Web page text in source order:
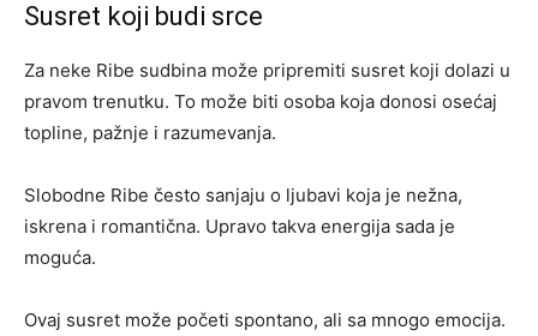
Susret koji budi srce
Za neke Ribe sudbina može pripremiti susret koji dolazi u
pravom trenutku. To može biti osoba koja donosi osećaj
topline, pažnje i razumevanja.
Slobodne Ribe često sanjaju o ljubavi koja je nežna,
iskrena i romantična. Upravo takva energija sada je
moguća.
Ovaj susret može početi spontano, ali sa mnogo emocija.